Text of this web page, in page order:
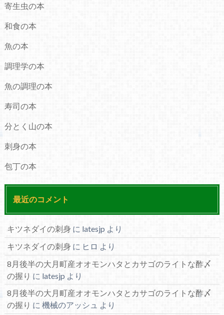
寄生虫の本
和食の本
魚の本
調理学の本
魚の調理の本
寿司の本
分とく山の本
刺身の本
包丁の本
最近のコメント
キツネダイの刺身 に latesjp より
キツネダイの刺身 に ヒロ より
8月後半の大月町産オオモンハタとカサゴのライトな酢〆
の握り に latesjpより
8月後半の大月町産オオモンハタとカサゴのライトな酢〆
の握り に 機械のアッシュ より